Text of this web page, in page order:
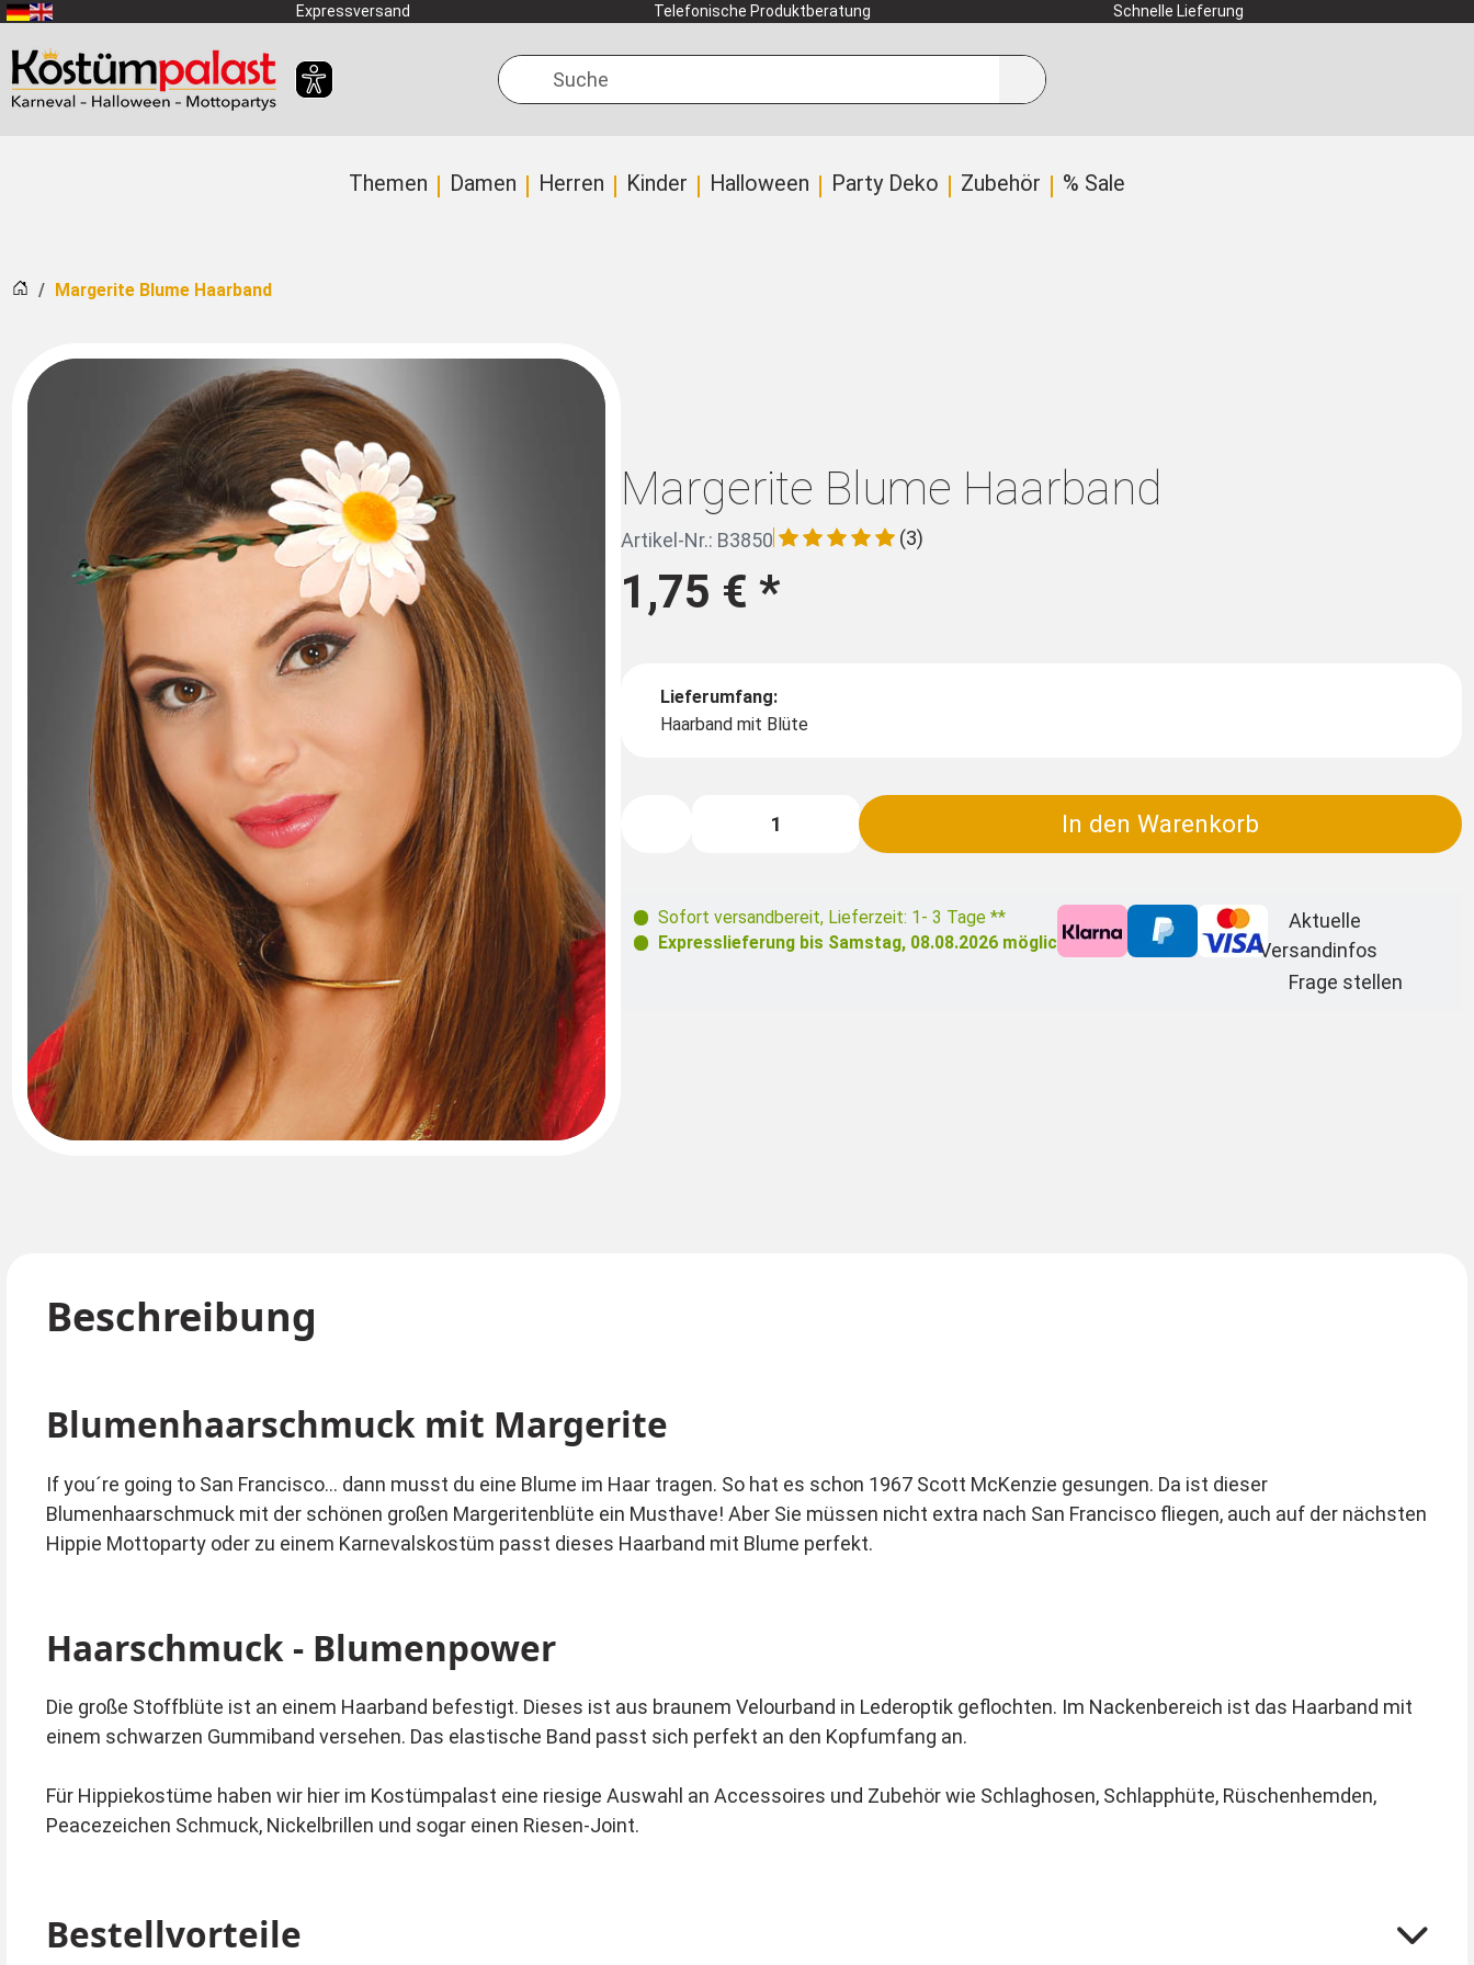
Zum Hauptinhalt springen Expressversand Telefonische Produktberatung Schnelle Lieferung
Suche
Themen Damen Herren Kinder Halloween Party Deko Zubehör % Sale
Startseite
Margerite Blume Haarband
Margerite Blume Haarband
Artikel-Nr.: B3850 (3)
1,75 €*
Lieferumfang:
Haarband mit Blüte
In den Warenkorb
Sofort versandbereit, Lieferzeit: 1- 3 Tage **
Expresslieferung bis Samstag, 08.08.2026 möglich
Aktuelle
Versandinfos
Frage stellen
Beschreibung
Blumenhaarschmuck mit Margerite
If you´re going to San Francisco... dann musst du eine Blume im Haar tragen. So hat es schon 1967 Scott McKenzie gesungen. Da ist dieser
Blumenhaarschmuck mit der schönen großen Margeritenblüte ein Musthave! Aber Sie müssen nicht extra nach San Francisco fliegen, auch auf der nächsten
Hippie Mottoparty oder zu einem Karnevalskostüm passt dieses Haarband mit Blume perfekt.
Haarschmuck - Blumenpower
Die große Stoffblüte ist an einem Haarband befestigt. Dieses ist aus braunem Velourband in Lederoptik geflochten. Im Nackenbereich ist das Haarband mit
einem schwarzen Gummiband versehen. Das elastische Band passt sich perfekt an den Kopfumfang an.
Für Hippiekostüme haben wir hier im Kostümpalast eine riesige Auswahl an Accessoires und Zubehör wie Schlaghosen, Schlapphüte, Rüschenhemden,
Peacezeichen Schmuck, Nickelbrillen und sogar einen Riesen-Joint.
Bestellvorteile